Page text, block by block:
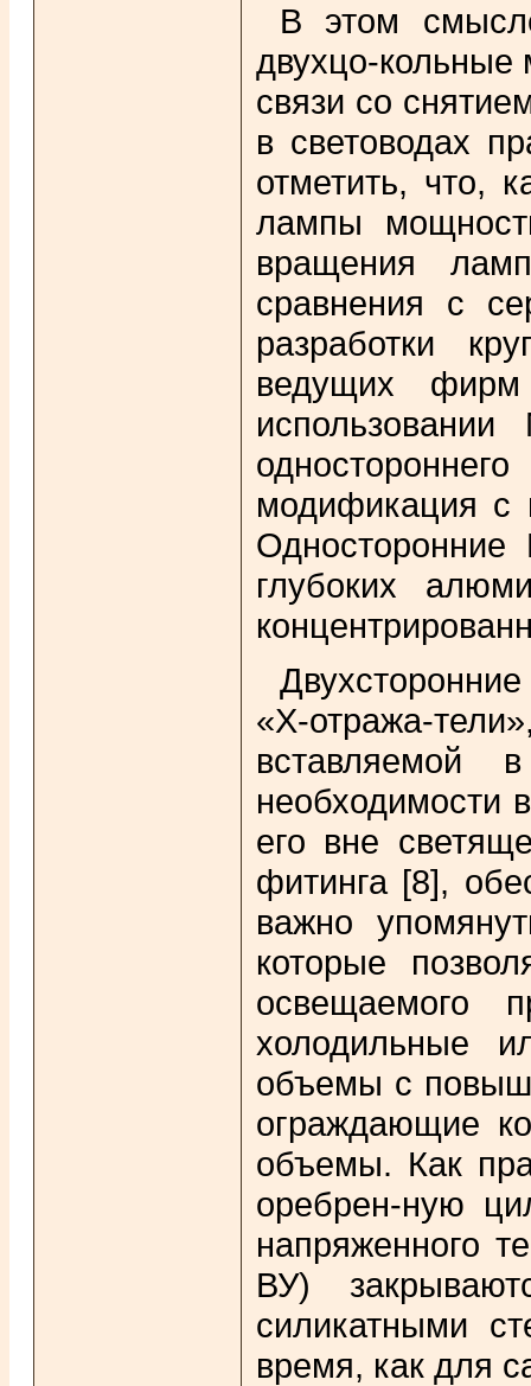
В этом
двухцо-
связи со
в световодах
отметить, что,
лампы
вращения
сравнения с
разработки
ведущих
модификация с
глубоких
«Х-отража-
вставляемой
необходимости
его вне
фитинга [8],
важно
которые
освещаемого
холодильные
объемы с
ограждающие
объемы. Как
оребрен-ную
напряженного
ВУ)
силикатными
время, как для